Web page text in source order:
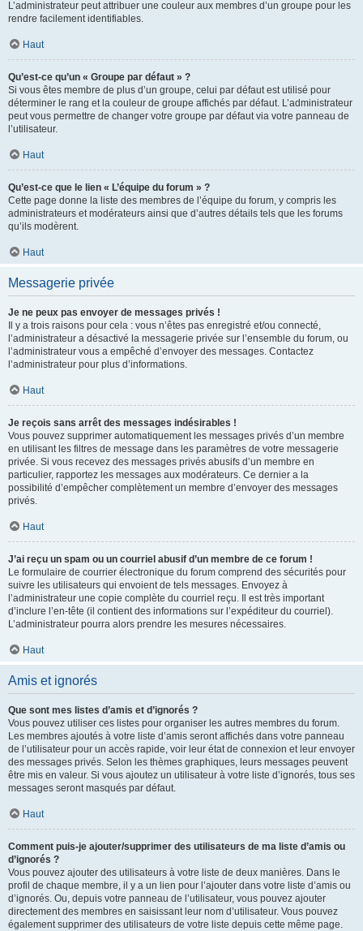
L’administrateur peut attribuer une couleur aux membres d’un groupe pour les
rendre facilement identifiables.
Haut
Qu’est-ce qu’un « Groupe par défaut » ?
Si vous êtes membre de plus d’un groupe, celui par défaut est utilisé pour
déterminer le rang et la couleur de groupe affichés par défaut. L’administrateur
peut vous permettre de changer votre groupe par défaut via votre panneau de
l’utilisateur.
Haut
Qu’est-ce que le lien « L’équipe du forum » ?
Cette page donne la liste des membres de l’équipe du forum, y compris les
administrateurs et modérateurs ainsi que d’autres détails tels que les forums
qu’ils modèrent.
Haut
Messagerie privée
Je ne peux pas envoyer de messages privés !
Il y a trois raisons pour cela : vous n’êtes pas enregistré et/ou connecté,
l’administrateur a désactivé la messagerie privée sur l’ensemble du forum, ou
l’administrateur vous a empêché d’envoyer des messages. Contactez
l’administrateur pour plus d’informations.
Haut
Je reçois sans arrêt des messages indésirables !
Vous pouvez supprimer automatiquement les messages privés d’un membre
en utilisant les filtres de message dans les paramètres de votre messagerie
privée. Si vous recevez des messages privés abusifs d’un membre en
particulier, rapportez les messages aux modérateurs. Ce dernier a la
possibilité d’empêcher complètement un membre d’envoyer des messages
privés.
Haut
J’ai reçu un spam ou un courriel abusif d’un membre de ce forum !
Le formulaire de courrier électronique du forum comprend des sécurités pour
suivre les utilisateurs qui envoient de tels messages. Envoyez à
l’administrateur une copie complète du courriel reçu. Il est très important
d’inclure l’en-tête (il contient des informations sur l’expéditeur du courriel).
L’administrateur pourra alors prendre les mesures nécessaires.
Haut
Amis et ignorés
Que sont mes listes d’amis et d’ignorés ?
Vous pouvez utiliser ces listes pour organiser les autres membres du forum.
Les membres ajoutés à votre liste d’amis seront affichés dans votre panneau
de l’utilisateur pour un accès rapide, voir leur état de connexion et leur envoyer
des messages privés. Selon les thèmes graphiques, leurs messages peuvent
être mis en valeur. Si vous ajoutez un utilisateur à votre liste d’ignorés, tous ses
messages seront masqués par défaut.
Haut
Comment puis-je ajouter/supprimer des utilisateurs de ma liste d’amis ou
d’ignorés ?
Vous pouvez ajouter des utilisateurs à votre liste de deux manières. Dans le
profil de chaque membre, il y a un lien pour l’ajouter dans votre liste d’amis ou
d’ignorés. Ou, depuis votre panneau de l’utilisateur, vous pouvez ajouter
directement des membres en saisissant leur nom d’utilisateur. Vous pouvez
également supprimer des utilisateurs de votre liste depuis cette même page.